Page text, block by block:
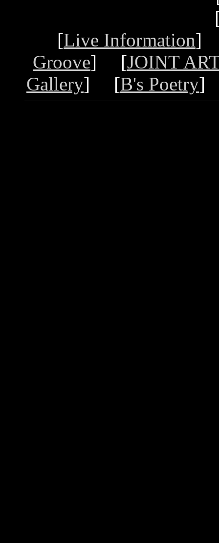
[Live Information]
Groove] [JOINT
Gallery] [B's Poetry]